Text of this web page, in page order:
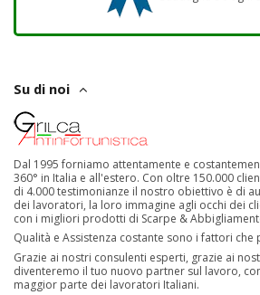
Su di noi
Dal 1995 forniamo attentamente e
360° in Italia e all'estero. Con oltre 150.000
di 4.000 testimonianze il nostro obiettivo è di
dei lavoratori, la loro immagine agli occhi dei
con i migliori prodotti di Scarpe &
Qualità e Assistenza costante sono i fattori che
Grazie ai nostri consulenti esperti, grazie ai
diventeremo il tuo nuovo partner sul lavoro,
maggior parte dei lavoratori Italiani.